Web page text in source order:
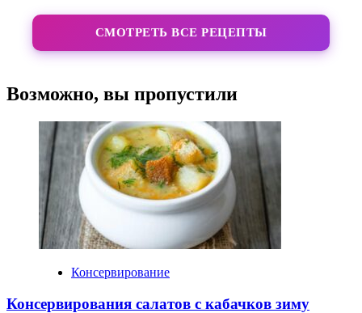
СМОТРЕТЬ ВСЕ РЕЦЕПТЫ
Возможно, вы пропустили
Консервирование
Консервирования салатов с кабачков зиму